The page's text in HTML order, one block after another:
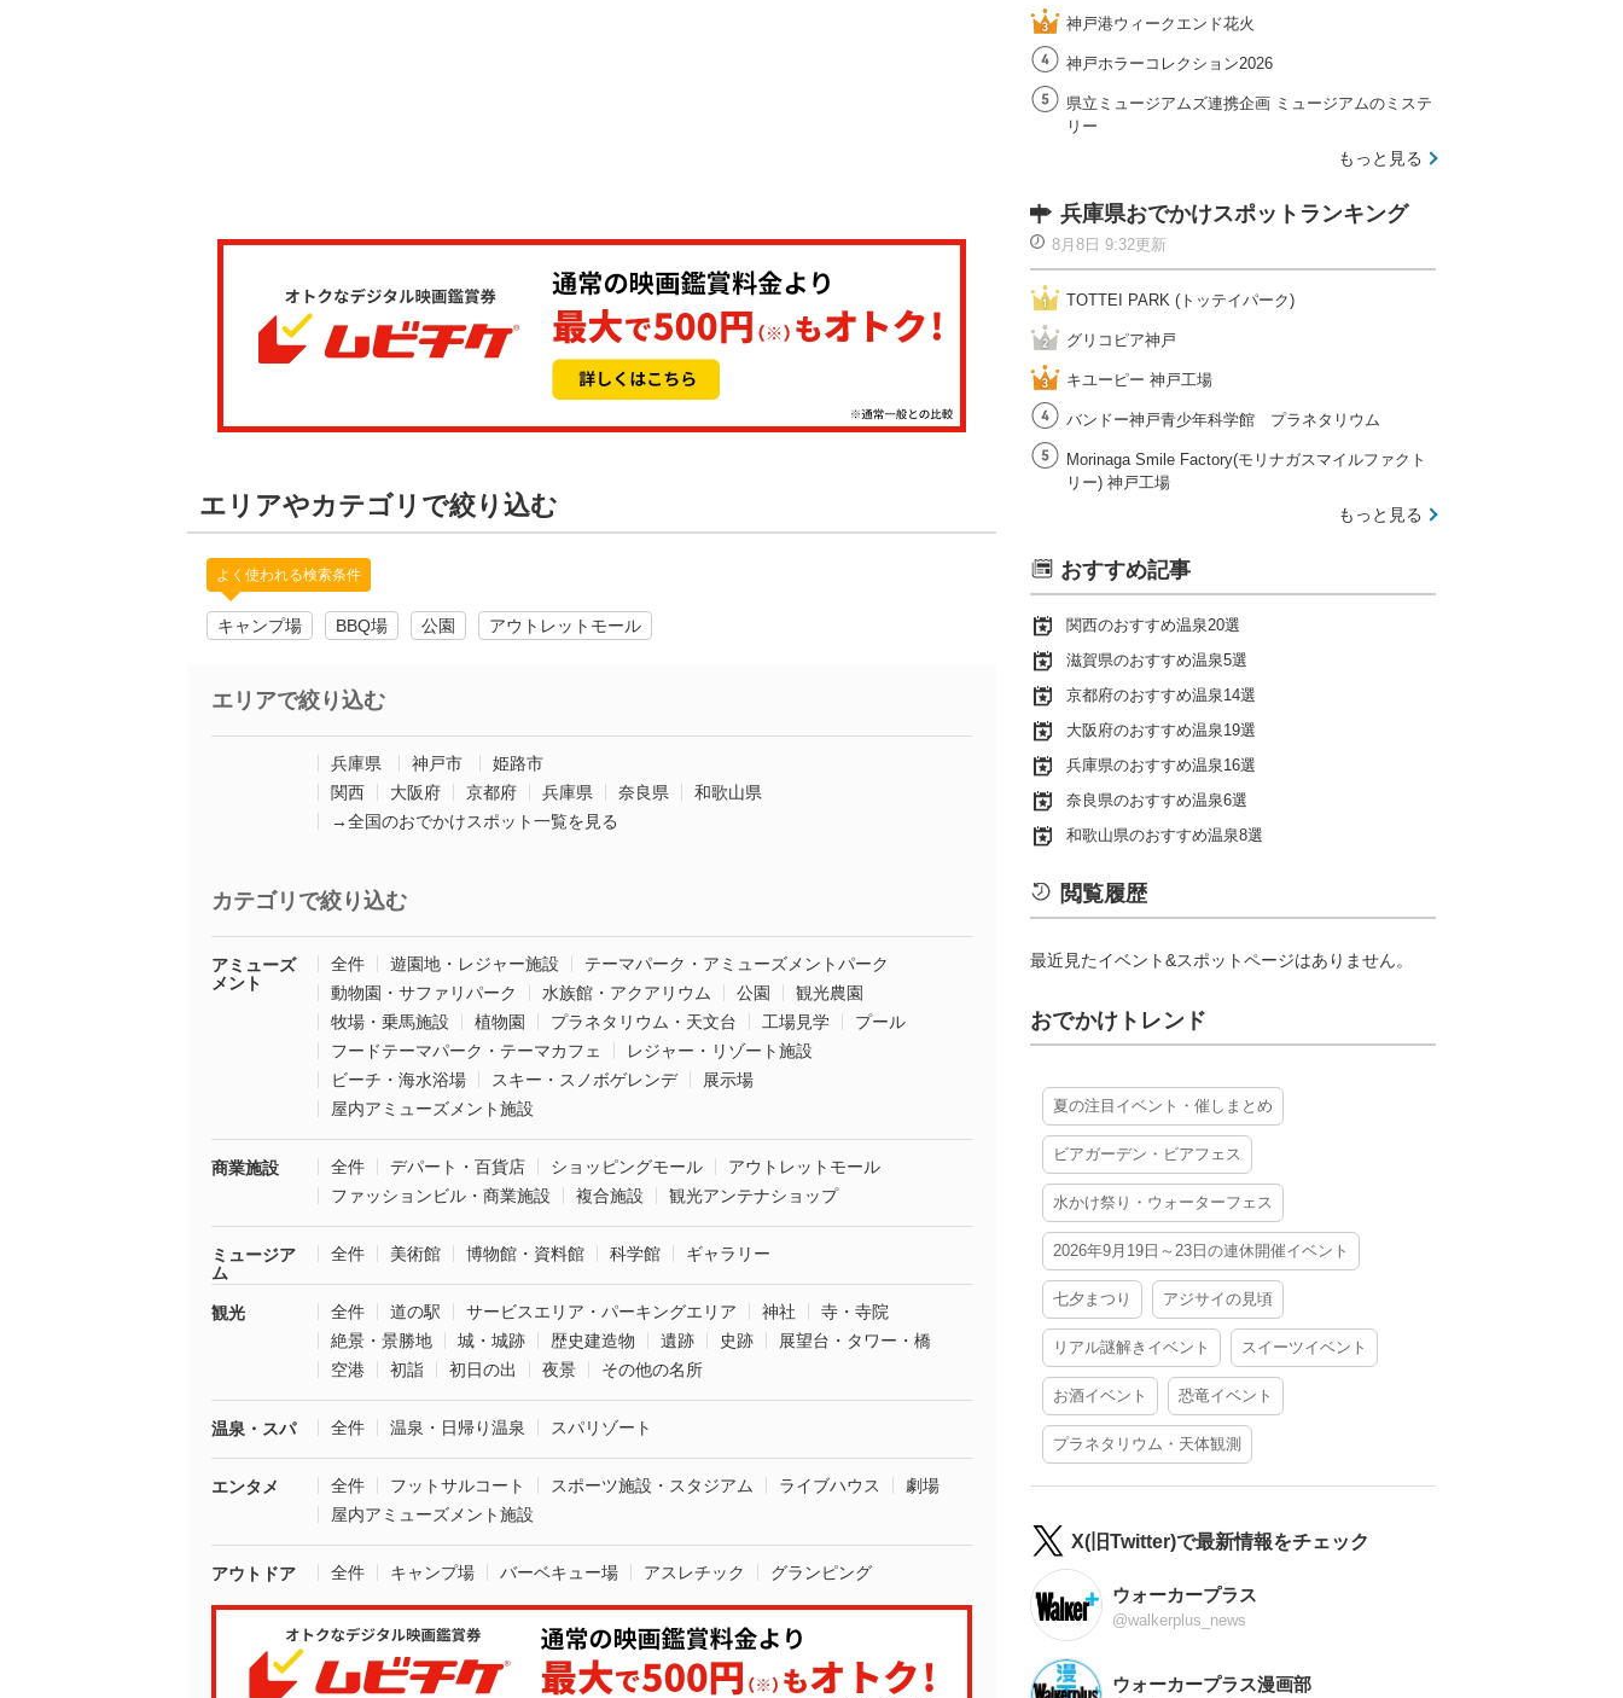
エリアやカテゴリで絞り込む
よく使われる検索条件
キャンプ場 BBQ場 公園 アウトレットモール
エリアで絞り込む
兵庫県 神戸市
姫路市
関西
大阪府 京都府 兵庫県 奈良県
和歌山県
→全国のおでかけスポット一覧を見る
カテゴリで絞り込む
アミューズ
メント
全件 遊園地・レジャー施設
テーマパーク・アミューズメントパーク
動物園・サファリパーク
水族館・アクアリウム 公園
観光農園
牧場・乗馬施設
植物園 プラネタリウム・天文台 工場見学
プール
フードテーマパーク・テーマカフェ
レジャー・リゾート施設
ビーチ・海水浴場
スキー・スノボゲレンデ
展示場
屋内アミューズメント施設
商業施設 全件 デパート・百貨店 ショッピングモール
アウトレットモール
ファッションビル・商業施設
複合施設 観光アンテナショップ
ミュージア
ム
全件 美術館 博物館・資料館 科学館 ギャラリー
観光 全件 道の駅 サービスエリア・パーキングエリア 神社
寺・寺院
絶景・景勝地
城・城跡 歴史建造物 遺跡 史跡
展望台・タワー・橋
空港
初詣 初日の出 夜景 その他の名所
温泉・スパ 全件 温泉・日帰り温泉 スパリゾート
エンタメ 全件 フットサルコート スポーツ施設・スタジアム ライブハウス
劇場
屋内アミューズメント施設
アウトドア 全件 キャンプ場 バーベキュー場 アスレチック グランピング
神戸港ウィークエンド花火
神戸ホラーコレクション2026
県立ミュージアムズ連携企画 ミュージアムのミステ
リー
もっと見る
兵庫県おでかけスポットランキング
8月8日 9:32更新
TOTTEI PARK (トッテイパーク)
グリコピア神戸
キユーピー 神戸工場
バンドー神戸青少年科学館 プラネタリウム
Morinaga Smile Factory(モリナガスマイルファクト
リー) 神戸工場
もっと見る
おすすめ記事
関西のおすすめ温泉20選
滋賀県のおすすめ温泉5選
京都府のおすすめ温泉14選
大阪府のおすすめ温泉19選
兵庫県のおすすめ温泉16選
奈良県のおすすめ温泉6選
和歌山県のおすすめ温泉8選
閲覧履歴
最近見たイベント&スポットページはありません。
おでかけトレンド
夏の注目イベント・催しまとめ
ビアガーデン・ビアフェス
水かけ祭り・ウォーターフェス
2026年9月19日～23日の連休開催イベント
七夕まつり アジサイの見頃
リアル謎解きイベント スイーツイベント
お酒イベント 恐竜イベント
プラネタリウム・天体観測
X(旧Twitter)で最新情報をチェック
ウォーカープラス
@walkerplus_news
ウォーカープラス漫画部